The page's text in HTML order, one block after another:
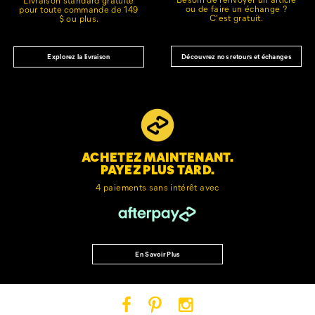
pour toute commande de 149
$ ou plus.
Explorez la livraison
ou de faire un échange ?
C'est gratuit.
Découvrez nos retours et échanges
ACHETEZ MAINTENANT.
PAYEZ PLUS TARD.
4 paiements sans intérêt avec
En Savoir Plus